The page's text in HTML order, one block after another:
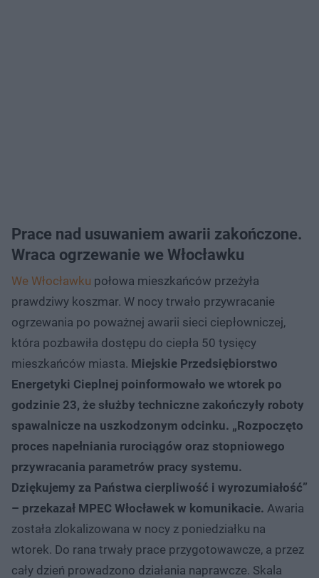
Prace nad usuwaniem awarii zakończone.
Wraca ogrzewanie we Włocławku
We Włocławku połowa mieszkańców przeżyła
prawdziwy koszmar. W nocy trwało przywracanie
ogrzewania po poważnej awarii sieci ciepłowniczej,
która pozbawiła dostępu do ciepła 50 tysięcy
mieszkańców miasta. Miejskie Przedsiębiorstwo
Energetyki Cieplnej poinformowało we wtorek po
godzinie 23, że służby techniczne zakończyły roboty
spawalnicze na uszkodzonym odcinku. „Rozpoczęto
proces napełniania rurociągów oraz stopniowego
przywracania parametrów pracy systemu.
Dziękujemy za Państwa cierpliwość i wyrozumiałość”
– przekazał MPEC Włocławek w komunikacie. Awaria
została zlokalizowana w nocy z poniedziałku na
wtorek. Do rana trwały prace przygotowawcze, a przez
cały dzień prowadzono działania naprawcze. Skala